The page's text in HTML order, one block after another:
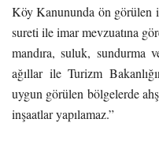
Köy Kanununda ön görülen
sureti ile imar mevzuatına
mandıra, suluk, sundurma
ağıllar ile Turizm
uygun görülen bölgelerde
inşaatlar yapılamaz.”